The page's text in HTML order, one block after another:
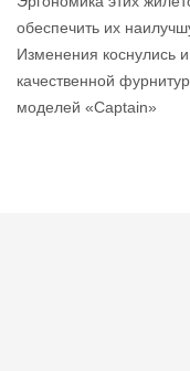
обеспечить их
Изменения коснулись
качественной
моделей «Captain»